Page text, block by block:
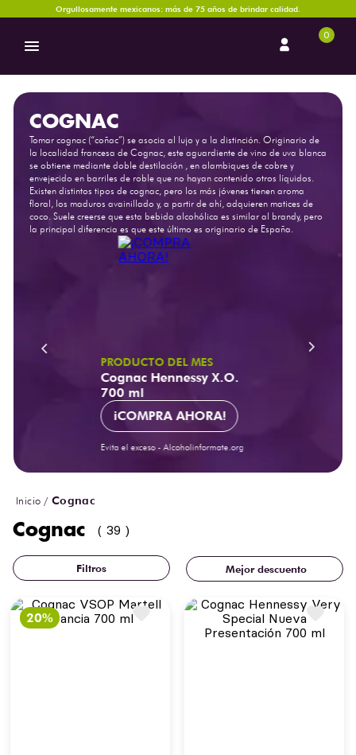
Orgullosamente mexicanos: más de 75 años de brindar calidad.
0
COGNAC
Tomar cognac (“coñac”) se asocia al lujo y a la distinción. Originario de
la localidad francesa de Cognac, este aguardiente de vino de uva blanca
se obtiene mediante doble destilación , en alambiques de cobre y
envejecido en barriles de roble que no hayan contenido otros líquidos.
Existen distintos tipos de cognac, pero los más jóvenes tienen aroma
floral, los maduros avainillado y, a partir de ahí, adquieren matices de
coco. Suele creerse que esta bebida alcohólica es similar al brandy, pero
la principal diferencia es que este último es originario de España.
PRODUCTO DEL MES
Cognac Hennessy X.O.
700 ml
¡COMPRA AHORA!
Cognac
Cognac 39
Mejor descuento